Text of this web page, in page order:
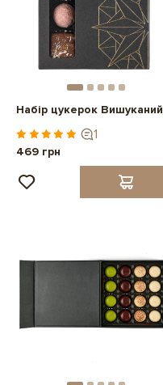
Набір цукерок Вишуканий
1
469 грн